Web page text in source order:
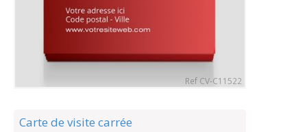
Ref CV-C11522
Carte de visite carrée